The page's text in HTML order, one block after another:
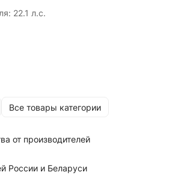
22.1 л.с.
Все товары категории
от производителей
России и Беларуси